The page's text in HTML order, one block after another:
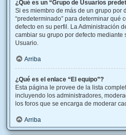
¿Qué es un “Grupo de Usuarios
Si es miembro de más de un grupo por
“predeterminado” para determinar qué
defecto en su perfil. La Administración
cambiar su grupo por defecto mediante
Usuario.
Arriba
¿Qué es el enlace “El equipo”?
Esta página le provee de la lista
incluyendo los administradores,
los foros que se encarga de moderar
Arriba